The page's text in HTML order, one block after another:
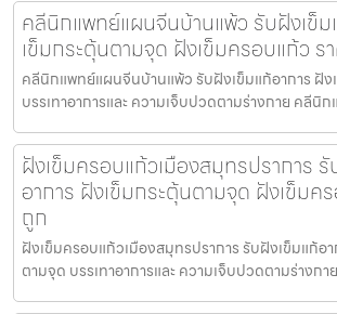
คลีนิกแพทย์แผนจีนบ้านแพ้ว รับฝังเข็ม
เข็มกระตุ้นตามจุด ฝังเข็มครอบแก้ว ร
คลีนิกแพทย์แผนจีนบ้านแพ้ว รับฝังเข็มแก้อาการ ฝัง
บรรเทาอาการและ ความเจ็บปวดตามร่างกาย คลีนิ
ฝังเข็มครอบแก้วเมืองสมุทรปราการ
อาการ ฝังเข็มกระตุ้นตามจุด ฝังเข็มค
ถูก
ฝังเข็มครอบแก้วเมืองสมุทรปราการ รับฝังเข็มแก้อ
ตามจุด บรรเทาอาการและ ความเจ็บปวดตามร่างก